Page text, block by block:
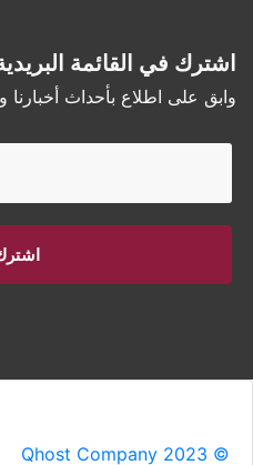
اشترك في القائمة
وابق على اطلاع بأحداث أخبارنا
Qhost Company 2023 ©